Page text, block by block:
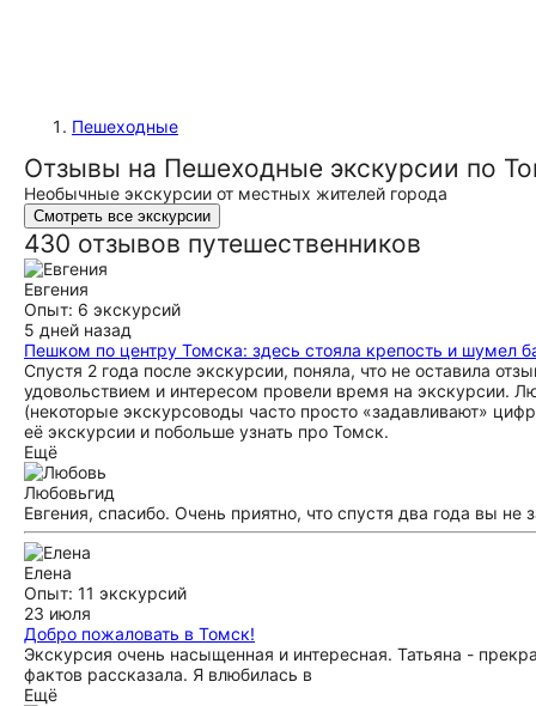
Пешеходные
Отзывы на Пешеходные экскурсии по
Необычные экскурсии от местных жителей города
Смотреть все экскурсии
430 отзывов путешественников
Евгения
Опыт: 6 экскурсий
5 дней назад
Пешком по центру Томска: здесь стояла крепость и шумел
Спустя 2 года после экскурсии, поняла, что не оставила
удовольствием и интересом провели время на экскурсии.
(некоторые экскурсоводы часто просто «задавливают»
её экскурсии и побольше узнать про Томск.
Ещё
Любовьгид
Евгения, спасибо. Очень приятно, что спустя два года вы
Елена
Опыт: 11 экскурсий
23 июля
Добро пожаловать в Томск!
Экскурсия очень насыщенная и интересная. Татьяна -
фактов рассказала. Я влюбилась в
Ещё